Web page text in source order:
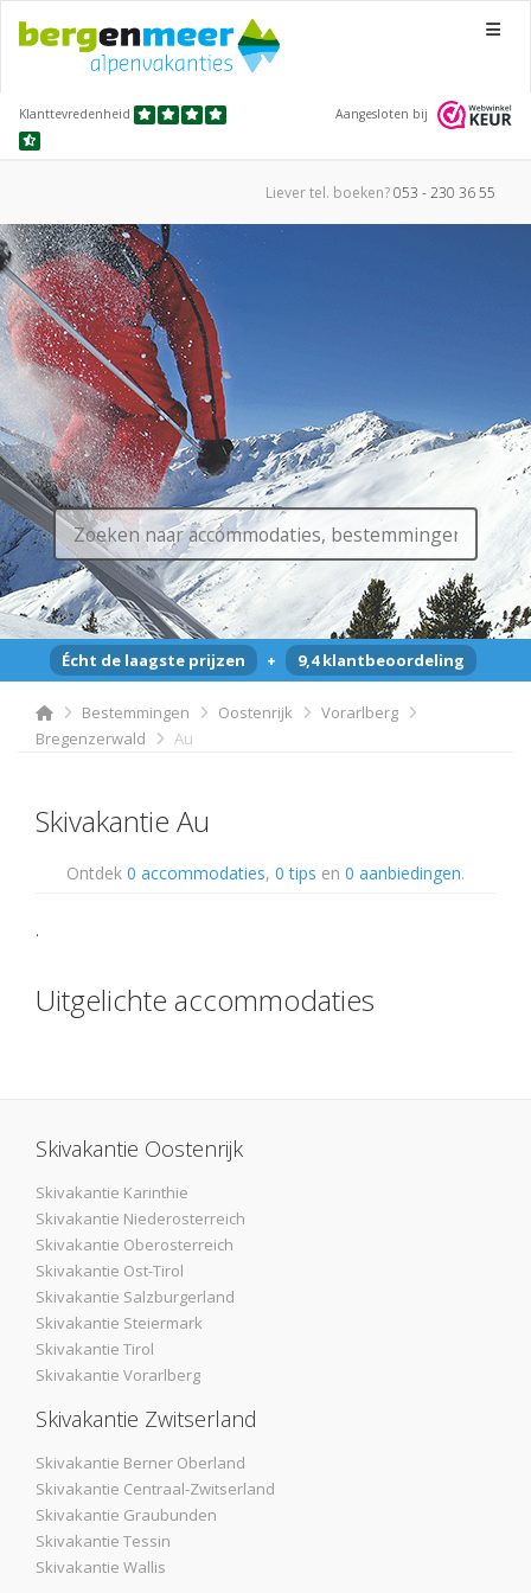
Menu
Klanttevredenheid Aangesloten bij
Liever tel. boeken?053 - 230 36 55
Écht de laagste prijzen + 9,4 klantbeoordeling
Bestemmingen Oostenrijk
Vorarlberg
Bregenzerwald
Au
Skivakantie Au
Ontdek 0 accommodaties, 0 tips en 0 aanbiedingen.
.
Uitgelichte accommodaties
Skivakantie Oostenrijk
Skivakantie Karinthie
Skivakantie Niederosterreich
Skivakantie Oberosterreich
Skivakantie Ost-Tirol
Skivakantie Salzburgerland
Skivakantie Steiermark
Skivakantie Tirol
Skivakantie Vorarlberg
Skivakantie Zwitserland
Skivakantie Berner Oberland
Skivakantie Centraal-Zwitserland
Skivakantie Graubunden
Skivakantie Tessin
Skivakantie Wallis